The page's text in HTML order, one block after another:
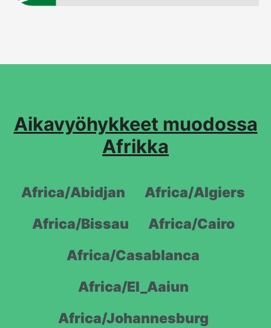
Aikavyöhykkeet muodossa
Afrikka
Africa/Abidjan
Africa/Algiers
Africa/Bissau
Africa/Cairo
Africa/Casablanca
Africa/El_Aaiun
Africa/Johannesburg